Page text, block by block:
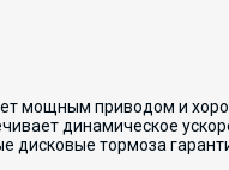
мощным приводом и
динамическое
дисковые тормоза